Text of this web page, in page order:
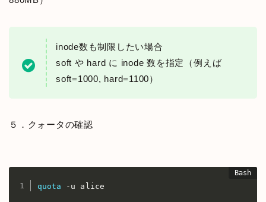
inode数も制限したい場合
soft や hard に inode 数を指定（例えば
soft=1000, hard=1100）
５．クォータの確認
quota -u alice